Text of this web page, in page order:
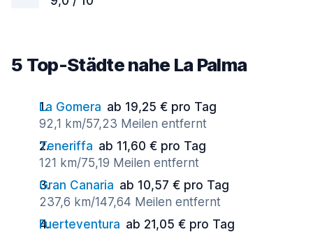
5 Top-Städte nahe La Palma
La Gomera ab 19,25 € pro Tag
92,1 km/57,23 Meilen entfernt
Teneriffa ab 11,60 € pro Tag
121 km/75,19 Meilen entfernt
Gran Canaria ab 10,57 € pro Tag
237,6 km/147,64 Meilen entfernt
Fuerteventura ab 21,05 € pro Tag